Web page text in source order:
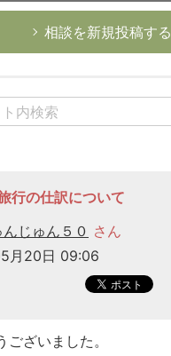
相談を新規投稿する
行の仕訳について
んじゅん５０ さん
月20日 09:06
ございました。